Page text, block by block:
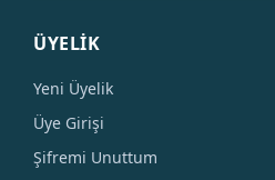
ÜYELİK
Yeni Üyelik
Üye Girişi
Şifremi Unuttum